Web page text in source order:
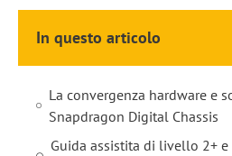
In questo articolo
La convergenza hardware e
Snapdragon Digital Chassis
Guida assistita di livello 2+